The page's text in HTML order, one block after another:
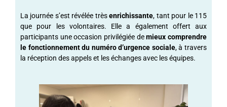
La journée s’est révélée trèsenrichissante, tant pour le 115
que pour les volontaires. Elle a également offert aux
participants une occasion privilégiée demieux comprendre
le fonctionnement du numéro d’urgence sociale, à travers
la réception des appels et les échanges avec les équipes.